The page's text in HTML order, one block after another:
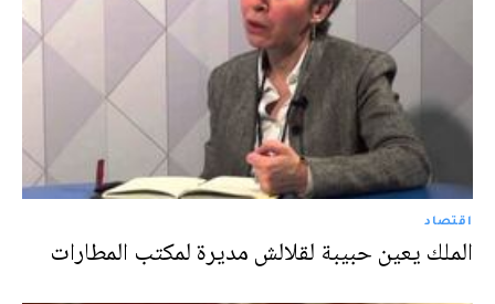
اقتصاد
الملك يعين حبيبة لقلالش مديرة لمكتب المطارات